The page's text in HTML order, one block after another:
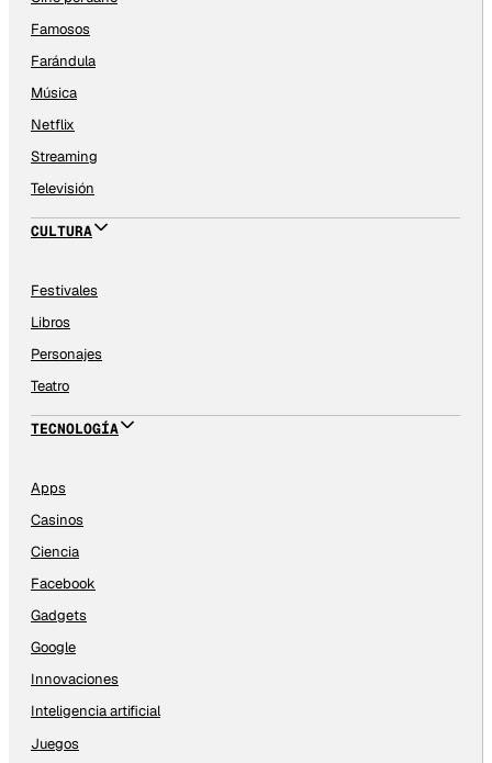
Famosos
Farándula
Música
Netflix
Streaming
Televisión
CULTURA
Festivales
Libros
Personajes
Teatro
TECNOLOGÍA
Apps
Casinos
Ciencia
Facebook
Gadgets
Google
Innovaciones
Inteligencia artificial
Juegos